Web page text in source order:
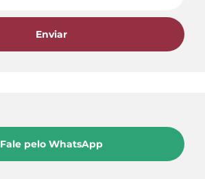
Enviar
Fale pelo WhatsApp